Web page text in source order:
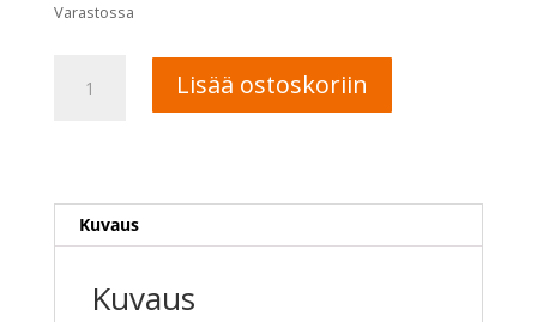
Varastossa
Tech
Lisää ostoskoriin
n
Kuvaus
Kuvaus